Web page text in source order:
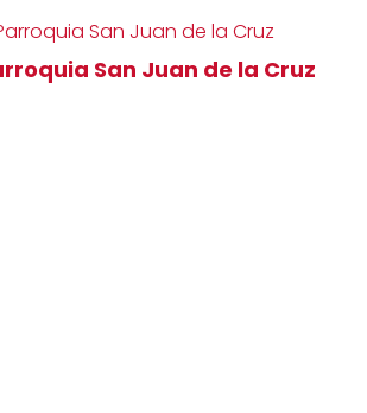
San Juan de la Cruz